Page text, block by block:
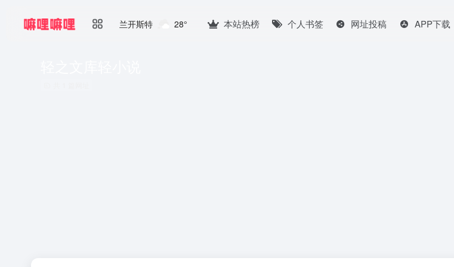
兰开斯特 28° 本站热榜 个人书签 网址投稿 APP下载